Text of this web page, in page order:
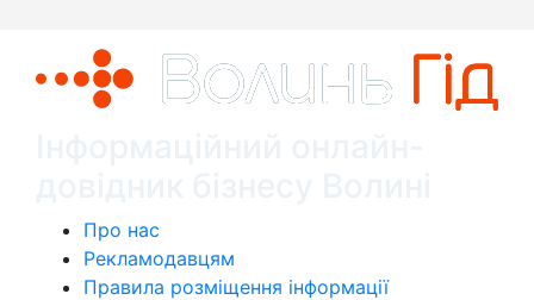
Про нас
Рекламодавцям
Правила розміщення інформації